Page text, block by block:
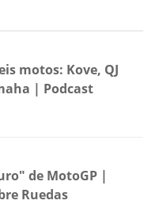
motos: Kove, QJ
| Podcast
de MotoGP |
Ruedas